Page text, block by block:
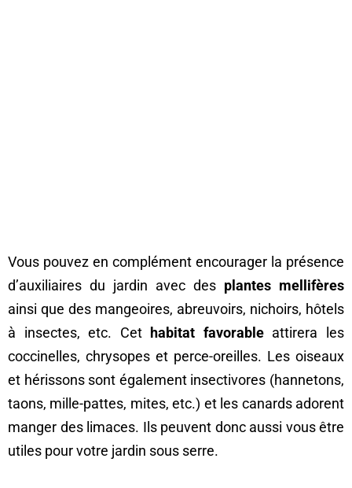
Vous pouvez en complément encourager la présence
d’auxiliaires du jardin avec des plantes mellifères
ainsi que des mangeoires, abreuvoirs, nichoirs, hôtels
à insectes, etc. Cethabitat favorableattirera les
coccinelles, chrysopes et perce-oreilles. Les oiseaux
et hérissons sont également insectivores (hannetons,
taons, mille-pattes, mites, etc.) et les canards adorent
manger des limaces. Ils peuvent donc aussi vous être
utiles pour votre jardin sous serre.